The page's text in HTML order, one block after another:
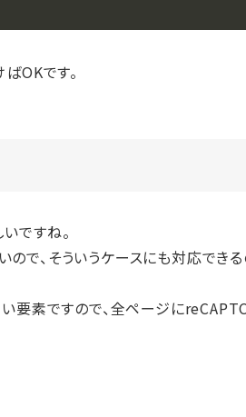
OKです。
ですね。
で、そういうケースにも対応でき
素ですので、全ページに